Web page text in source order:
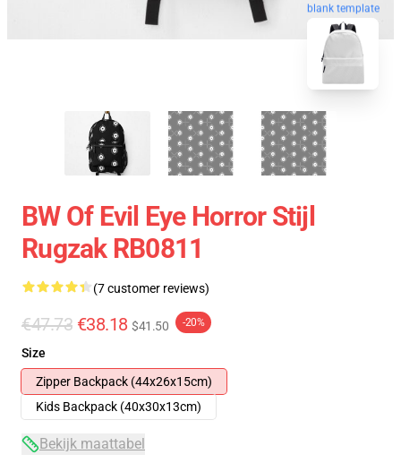
blank template
BW Of Evil Eye Horror Stijl
Rugzak RB0811
(7 customer reviews)
€47.73 €38.18 $41.50 -20%
Size
Zipper Backpack (44x26x15cm)
Kids Backpack (40x30x13cm)
Bekijk maattabel